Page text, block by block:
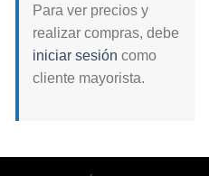
Para ver precios y
realizar compras, debe
iniciar sesión como
cliente mayorista.